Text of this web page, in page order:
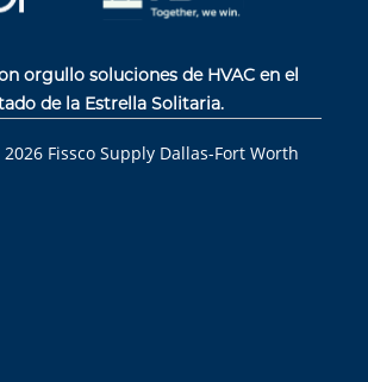
orgullo soluciones de HVAC en el
de la Estrella Solitaria.
2026 Fissco Supply Dallas-Fort Worth